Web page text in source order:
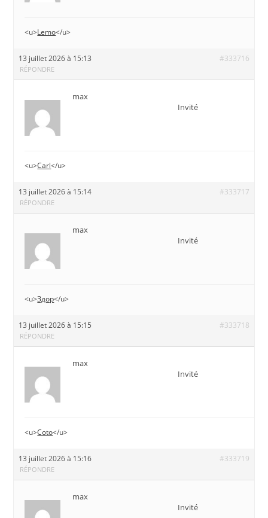
<u>Lemo</u>
13 juillet 2026 à 15:13 #333716
RÉPONDRE
max
Invité
<u>Carl</u>
13 juillet 2026 à 15:14 #333717
RÉPONDRE
max
Invité
<u>Здор</u>
13 juillet 2026 à 15:15 #333718
RÉPONDRE
max
Invité
<u>Coto</u>
13 juillet 2026 à 15:16 #333719
RÉPONDRE
max
Invité